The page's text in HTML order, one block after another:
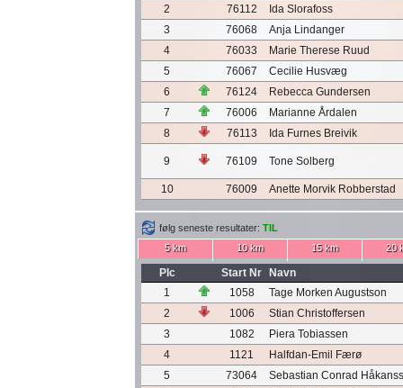
2
76112
Ida Slorafoss
3
76068
Anja Lindanger
4
76033
Marie Therese Ruud
5
76067
Cecilie Husvæg
6
76124
Rebecca Gundersen
7
76006
Marianne Årdalen
8
76113 Ida Furnes Breivik
9 76109 Tone Solberg
10 76009 Anette Morvik Robberstad
følg seneste resultater: TIL
5 km
10 km 15 km 20
Plc Start Nr
Navn
1
1058
Tage Morken Augustson
2
1006
Stian Christoffersen
3
1082
Piera Tobiassen
4
1121
Halfdan-Emil Færø
5
73064
Sebastian Conrad